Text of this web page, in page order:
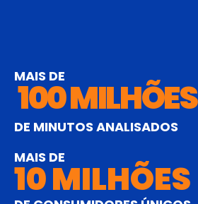
MAIS DE
100 MILHÕES
DE MINUTOS ANALISADOS
MAIS DE
10 MILHÕES